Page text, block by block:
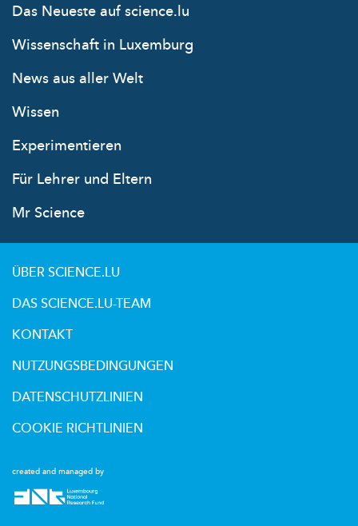
Das Neueste auf science.lu
Wissenschaft in Luxemburg
News aus aller Welt
Wissen
Experimentieren
Für Lehrer und Eltern
Mr Science
created and managed by
ÜBER SCIENCE.LU
DAS SCIENCE.LU-TEAM
KONTAKT
NUTZUNGSBEDINGUNGEN
DATENSCHUTZLINIEN
COOKIE RICHTLINIEN